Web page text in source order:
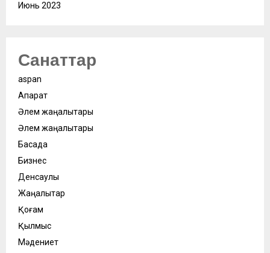
Июнь 2023
Санаттар
aspan
Ақпарат
Әлем жаңалықтары
Әлем жаңалықтары
Басқада
Бизнес
Денсаулық
Жаңалықтар
Қоғам
Қылмыс
Мәдениет